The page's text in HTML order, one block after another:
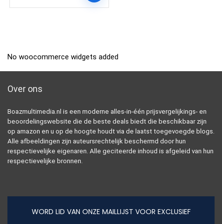
No woocommerce widgets added
Over ons
Boazmultimedia.nl is een moderne alles-in-één prijsvergelijkings- en
beoordelingswebsite die de beste deals biedt die beschikbaar zijn
op amazon en u op de hoogte houdt via de laatst toegevoegde blogs.
Alle afbeeldingen zijn auteursrechtelijk beschermd door hun
respectievelijke eigenaren. Alle geciteerde inhoud is afgeleid van hun
respectievelijke bronnen.
WORD LID VAN ONZE MAILLIJST VOOR EXCLUSIEF